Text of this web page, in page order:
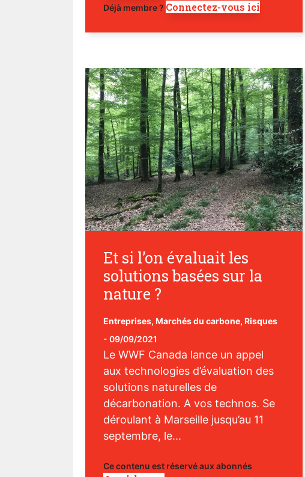
Déjà membre ? Connectez-vous ici
Et si l’on évaluait les
solutions basées sur la
nature ?
Entreprises, Marchés du carbone, Risques
- 09/09/2021
Le WWF Canada lance un appel
aux technologies d’évaluation des
solutions naturelles de
décarbonation. A vos technos. Se
déroulant à Marseille jusqu’au 11
septembre, le...
Ce contenu est réservé aux abonnés